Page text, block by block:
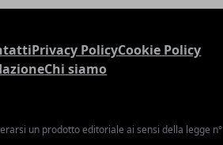
Privacy PolicyCookie Policy
Chi siamo
un prodotto editoriale ai sensi della legge n°